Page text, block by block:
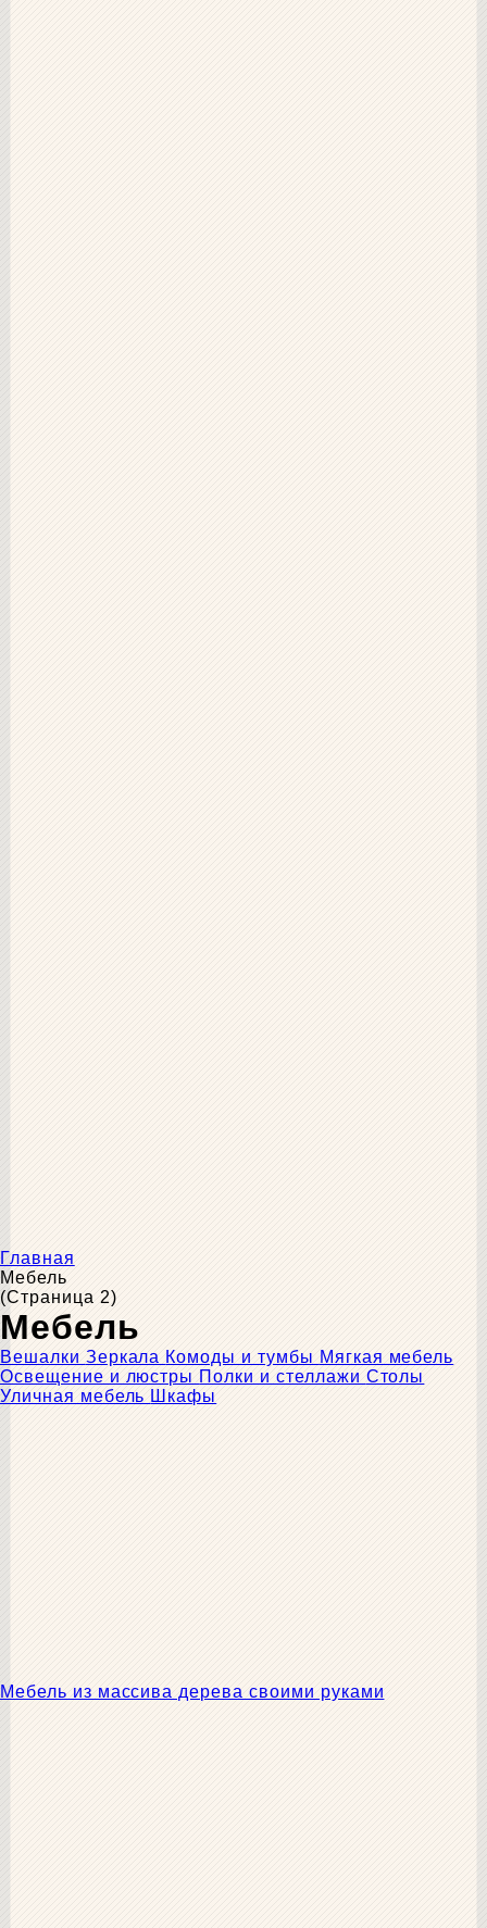
Главная
Мебель
(Страница 2)
Мебель
Вешалки Зеркала Комоды и тумбы Мягкая мебель
Освещение и люстры Полки и стеллажи Столы
Уличная мебель Шкафы
Мебель из массива дерева своими руками